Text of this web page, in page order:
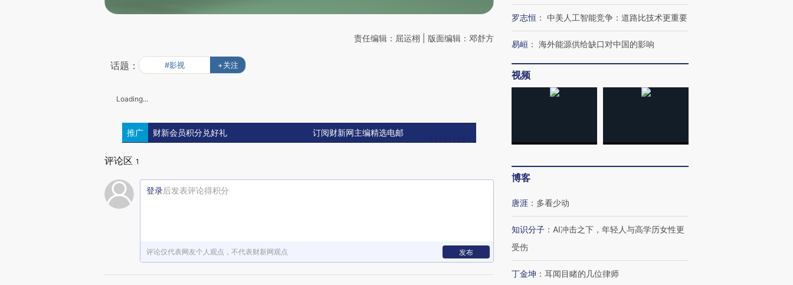
责任编辑：屈运栩 | 版面编辑：邓舒方
话题： #影视 +关注
Loading...
推广 财新会员积分兑好礼 订阅财新网主编精选电邮
评论区 1
登录后发表评论得积分
评论仅代表网友个人观点，不代表财新网观点 发布
罗志恒 ： 中美人工智能竞争：道路比技术更重要
易峘 ： 海外能源供给缺口对中国的影响
视频
博客
唐涯 ： 多看少动
知识分子 ： AI冲击之下，年轻人与高学历女性更
受伤
丁金坤 ： 耳闻目睹的几位律师